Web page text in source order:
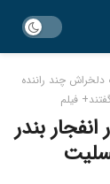
چند راننده
فیلم
بندر